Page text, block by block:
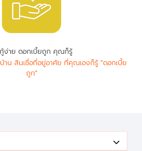
ง่าย ดอกเบี้ยถูก คุณก็รู้
บ้าน สินเชื่อที่อยู่อาศัย ที่คุณเองก็รู้ "ดอกเบี้ย
ถูก"